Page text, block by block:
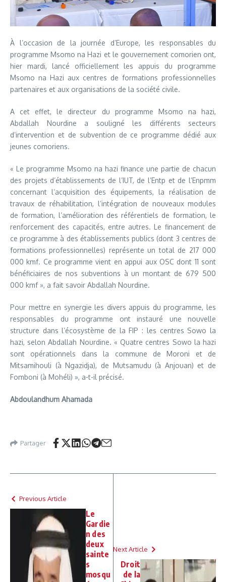
À l’occasion de la journée d’Europe, les responsables du
programme Msomo na Hazi et le gouvernement comorien ont,
hier mardi, lancé officiellement les appuis du programme
Msomo na Hazi aux centres de formations professionnelles
partenaires et aux organisations de la société civile.
A cet effet, le directeur du programme Msomo na hazi,
Abdallah Nourdine a souligné les différents secteurs
d’intervention et de subvention de ce programme dédié aux
jeunes comoriens.
« Le programme Msomo na hazi finance une partie de chacun
des projets d’établissements de l’IUT, de l’Entp et de l’Enpmm
concernant l’acquisition des équipements, la réalisation de
travaux de réhabilitation, l’intégration de nouveaux modules
de formation, l’amélioration des référentiels de formation, le
renforcement des capacités, entre autres. Le financement de
ce programme à des établissements publics (dont 3 centres de
formations professionnelles) représente un total de 217 000
000 kmf. Ce programme vient en appui aux OSC dont 11 sont
bénéficiaires de nos subventions à un montant de 679 500
000 kmf », a fait savoir Abdallah Nourdine.
Pour mettre en synergie les divers appuis du programme, les
responsables du programme ont instauré une nouvelle
structure dans l’écosystème de la FIP : les centres Sowo la
hazi, selon Abdallah Nourdine. « Quatre centres Sowo la hazi
sont opérationnels dans la commune de Moroni et de
Mitsamihouli (à Ngazidja), de Mutsamudu (à Anjouan) et de
Fomboni (à Mohéli) », a-t-il précisé.
Abdoulandhum Ahamada
Partager
Previous Article
Le
Gardie
n des
deux
sainte
s
mosqu
Next Article
Droit
de la